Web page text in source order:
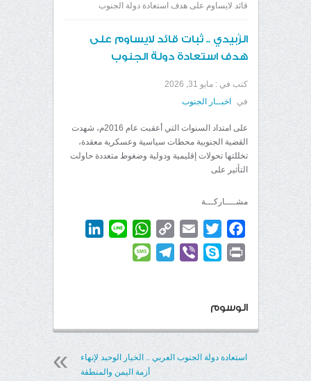
قائد لايساوم على هدف استعادة دولة الجنوب
الزُبيدي .. ثبات قائد لايساوم على
هدف استعادة دولة الجنوب
كتب في : مايو 31, 2026
في
اخبــار الجنوب
على امتداد السنوات التي أعقبت عام 2016م، شهدت
القضية الجنوبية محطات سياسية وعسكرية معقدة،
تخللتها تحولات إقليمية ودولية وضغوط متعددة حاولت
التأثير على
مشــــاركـــة
Facebook
Twitter
Email
Copy
Link
WhatsApp
Line
Print
Skype
Viber
Telegram
الوسوم
استعادة دولة الجنوب العربي .. الخيار الوحيد لإنهاء
أزمة اليمن والمنطقة